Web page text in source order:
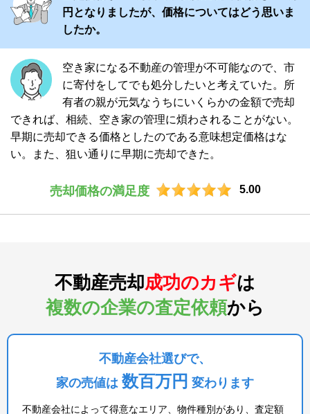
円となりましたが、価格についてはどう思いま
したか。
空き家になる不動産の管理が不可能なので、市
に寄付をしてでも処分したいと考えていた。所
有者の親が元気なうちにいくらかの金額で売却
できれば、相続、空き家の管理に煩わされることがない。
早期に売却できる価格としたのである意味想定価格はな
い。また、狙い通りに早期に売却できた。
売却価格の満足度 5.00
不動産売却成功のカギは
複数の企業の査定依頼から
不動産会社選びで、
家の売値は 数百万円 変わります
不動産会社によって得意なエリア、物件種別があり、査定額